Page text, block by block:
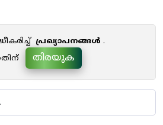
പ്രഖ്യാപനങ്ങൾ .
തിരയുക